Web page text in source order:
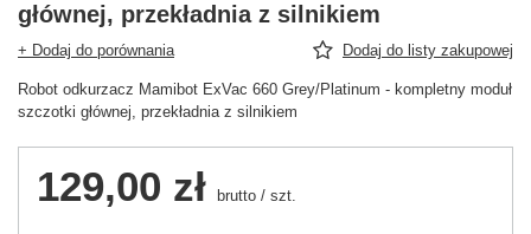
głównej, przekładnia z silnikiem
+ Dodaj do porównania Dodaj do listy zakupowej
Robot odkurzacz Mamibot ExVac 660 Grey/Platinum - kompletny moduł
szczotki głównej, przekładnia z silnikiem
129,00 zł brutto / szt.